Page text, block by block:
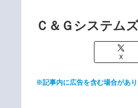
Ｃ＆Ｇシステム
X
※記事内に広告を含む場合があり